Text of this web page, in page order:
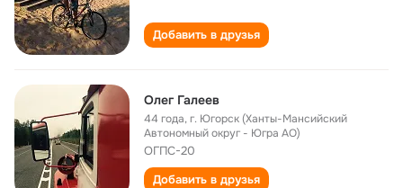
Добавить в друзья
Олег Галеев
44 года,г. Югорск (Ханты-Мансийский
Автономный округ - Югра АО)
ОГПС-20
Добавить в друзья